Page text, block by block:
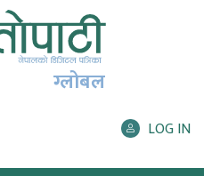
ग्लोबल
LOG IN